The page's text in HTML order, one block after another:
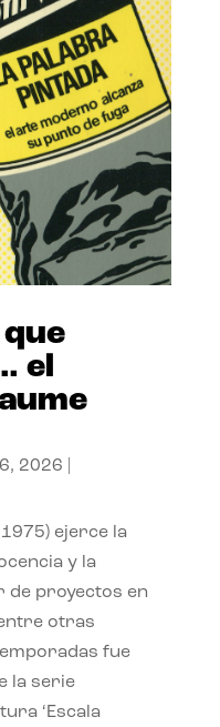
el
2026
ejerce la
y la
de proyectos en
entre otras
fue
la serie
‘Escala